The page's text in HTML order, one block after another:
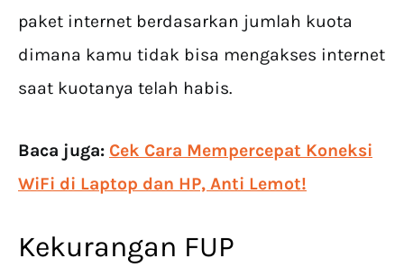
paket internet berdasarkan jumlah kuota
dimana kamu tidak bisa mengakses internet
saat kuotanya telah habis.
Baca juga: Cek Cara Mempercepat Koneksi
WiFi di Laptop dan HP, Anti Lemot!
Kekurangan FUP